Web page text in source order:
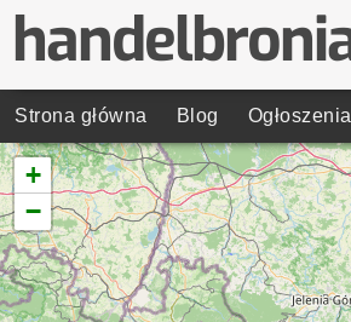
Strona główna Blog Ogłoszenia
+
−